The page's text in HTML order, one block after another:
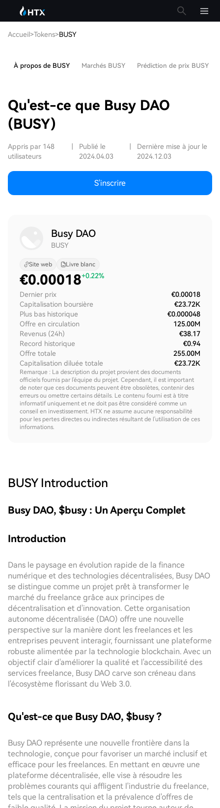
Accueil>Tokens>BUSY
À propos de BUSY Marchés BUSY Prédiction de prix BUSY
Qu'est-ce que Busy DAO
(BUSY)
Appris par 148
utilisateurs
Publié le
2024.04.03
Dernière mise à jour le
2024.12.03
S'inscrire
Busy DAO
BUSY
Site web Livre blanc
€0.00018+0.22%
Dernier prix
€0.00018
Capitalisation boursière
€23.72K
Plus bas historique
€0.000048
Offre en circulation
125.00M
Revenus (24h)
€38.17
Record historique
€0.94
Offre totale
255.00M
Capitalisation diluée totale
€23.72K
Remarque : La description du projet provient des documents
officiels fournis par l'équipe du projet. Cependant, il est important
de noter que ces documents peuvent être obsolètes, contenir des
erreurs ou omettre certains détails. Le contenu fourni est à titre
informatif uniquement et ne doit pas être considéré comme un
conseil en investissement. HTX ne assume aucune responsabilité
pour les pertes directes ou indirectes résultant de l'utilisation de ces
informations.
BUSY Introduction
Busy DAO, $busy : Un Aperçu Complet
Introduction
Dans le paysage en évolution rapide de la finance
numérique et des technologies décentralisées, Busy DAO
se distingue comme un projet prêt à transformer le
marché du freelance grâce aux principes de
décentralisation et d'innovation. Cette organisation
autonome décentralisée (DAO) offre une nouvelle
perspective sur la manière dont les freelances et les
entreprises peuvent interagir, fournissant une plateforme
robuste alimentée par la technologie blockchain. Avec un
objectif clair d'améliorer la qualité et l'accessibilité des
services freelance, Busy DAO carve son créneau dans
l'écosystème florissant du Web 3.0.
Qu'est-ce que Busy DAO, $busy ?
Busy DAO représente une nouvelle frontière dans la
technologie, conçue pour favoriser un marché inclusif et
efficace pour les freelances. En mettant en œuvre une
plateforme décentralisée, elle vise à résoudre les
problèmes courants qui affligent l'industrie du freelance,
tels que la centralisation et la prévalence d'offres de